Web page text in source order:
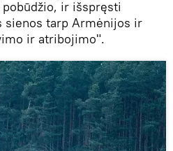
ir išspręsti
sienos tarp Armėnijos ir
ir atribojimo".